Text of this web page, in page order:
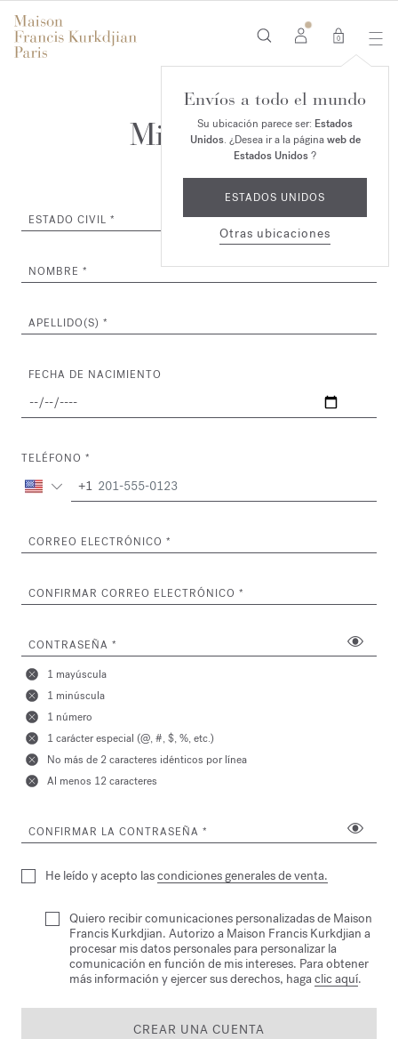
0
Envíos a todo el mundo
Su ubicación parece ser: Estados
Unidos. ¿Desea ir a la páginaweb de
Estados Unidos?
ESTADOS UNIDOS
Otras ubicaciones
Mi Cuenta
ESTADO CIVIL
NOMBRE
APELLIDO(S)
FECHA DE NACIMIENTO
TELÉFONO
+1
CORREO ELECTRÓNICO
CONFIRMAR CORREO ELECTRÓNICO
CONTRASEÑA
1 mayúscula
1 minúscula
1 número
1 carácter especial (@, #, $, %, etc.)
No más de 2 caracteres idénticos por línea
Al menos 12 caracteres
CONFIRMAR LA CONTRASEÑA
He leído y acepto lascondiciones generales de venta.
Quiero recibir comunicaciones personalizadas de Maison
Francis Kurkdjian. Autorizo a Maison Francis Kurkdjian a
procesar mis datos personales para personalizar la
comunicación en función de mis intereses. Para obtener
más información y ejercer sus derechos, hagaclic aquí.
CREAR UNA CUENTA